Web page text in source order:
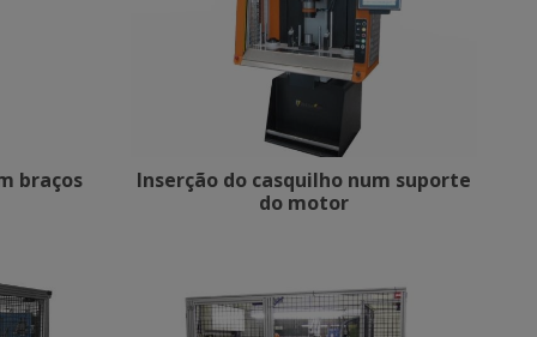
braços
Inserção do casquilho num suporte
do motor